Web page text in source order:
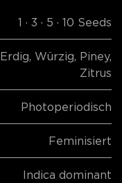
1 · 3 · 5 · 10 Seeds
Erdig, Würzig, Piney,
Zitrus
Photoperiodisch
Feminisiert
Indica dominant